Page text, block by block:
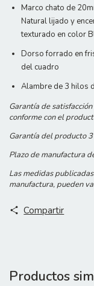
Marco chato de
Natural lijado y
texturado en color
Dorso forrado en
del cuadro
Alambre de 3 hilos
Garantía de
conforme con el
Garantía del producto 3
Plazo de manufactura
Las medidas
manufactura, pueden
Compartir
Productos